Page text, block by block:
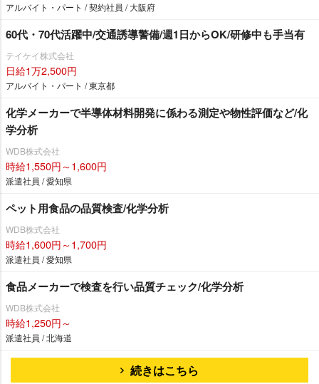
アルバイト・パート / 契約社員 / 大阪府
60代・70代活躍中/交通誘導警備/週1日からOK/研修中も手当有
テイケイ株式会社
日給1万2,500円
アルバイト・パート / 東京都
化学メーカーで半導体材料開発に係わる測定や物性評価など/化
学分析
WDB株式会社
時給1,550円～1,600円
派遣社員 / 愛知県
ペット用食品の品質検査/化学分析
WDB株式会社
時給1,600円～1,700円
派遣社員 / 愛知県
食品メーカーで検査を行い品質チェック/化学分析
WDB株式会社
時給1,250円～
派遣社員 / 北海道
続きはこちら